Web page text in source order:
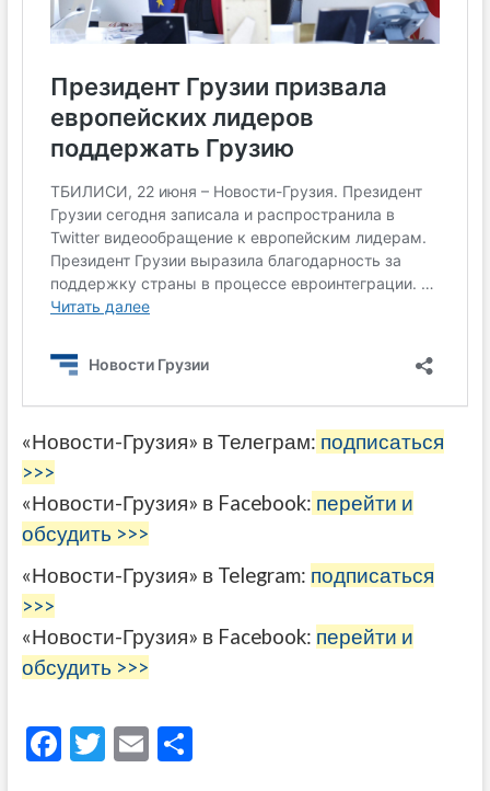
«Новости-Грузия» в Телеграм: подписаться
>>>
«Новости-Грузия» в Facebook: перейти и
обсудить >>>
«Новости-Грузия» в Telegram: подписаться
>>>
«Новости-Грузия» в Facebook: перейти и
обсудить >>>
F T E О